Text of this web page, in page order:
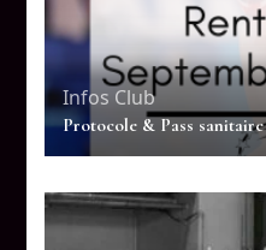
Infos Club
Protocole & Pass sanitaire